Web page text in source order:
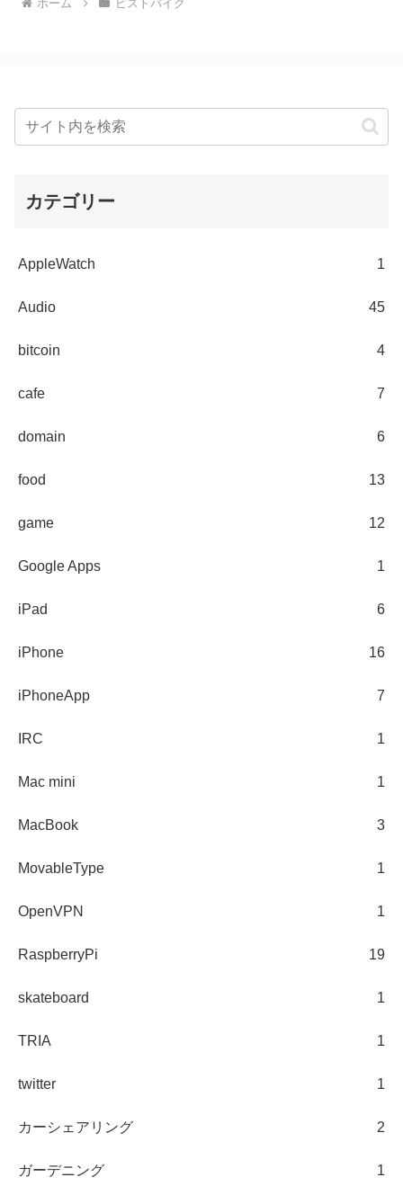
ホーム ピストバイク
カテゴリー
AppleWatch 1
Audio 45
bitcoin 4
cafe 7
domain 6
food 13
game 12
Google Apps 1
iPad 6
iPhone 16
iPhoneApp 7
IRC 1
Mac mini 1
MacBook 3
MovableType 1
OpenVPN 1
RaspberryPi 19
skateboard 1
TRIA 1
twitter 1
カーシェアリング 2
ガーデニング 1